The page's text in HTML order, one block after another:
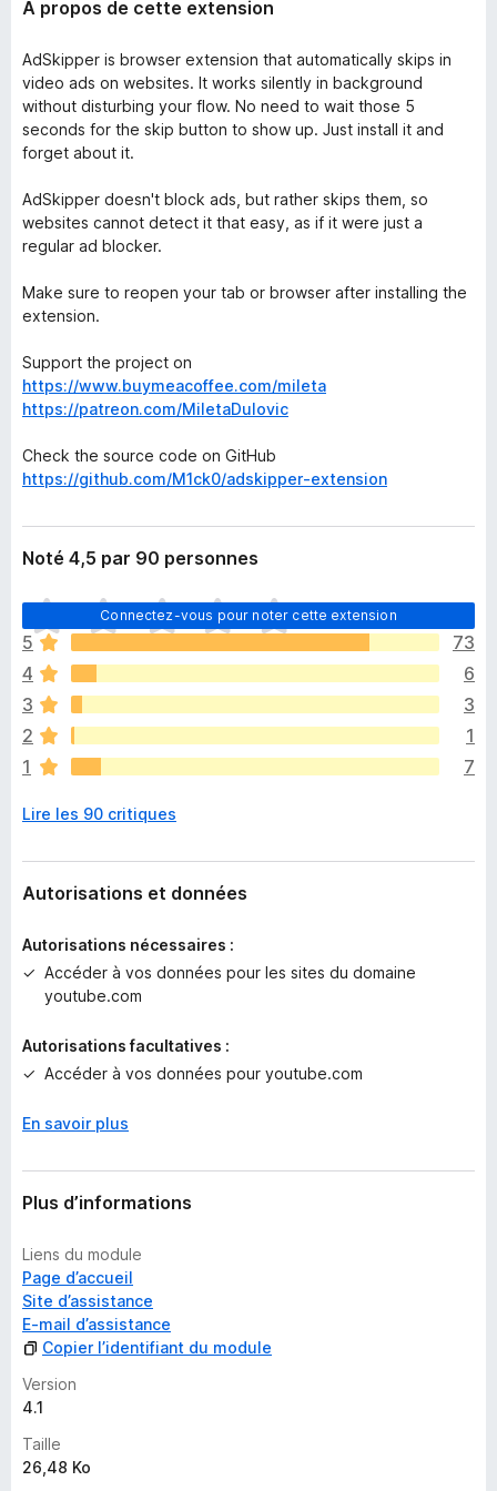
À propos de cette extension
AdSkipper is browser extension that automatically skips in
video ads on websites. It works silently in background
without disturbing your flow. No need to wait those 5
seconds for the skip button to show up. Just install it and
forget about it.
AdSkipper doesn't block ads, but rather skips them, so
websites cannot detect it that easy, as if it were just a
regular ad blocker.
Make sure to reopen your tab or browser after installing the
extension.
Support the project on
https://www.buymeacoffee.com/mileta
https://patreon.com/MiletaDulovic
Check the source code on GitHub
https://github.com/M1ck0/adskipper-extension
Noté 4,5 par 90 personnes
Connectez-vous pour noter cette extension
I
l
n
’
y
a
a
u
u
e
n
t
p
r
l
i
s
a
t
5
73
4
6
3
3
2
1
1
7
Lire les 90 critiques
Autorisations et données
Autorisations nécessaires :
Accéder à vos données pour les sites du domaine
youtube.com
Autorisations facultatives :
Accéder à vos données pour youtube.com
En savoir plus
Plus d’informations
Liens du module
Page d’accueil
Site d’assistance
E-mail d’assistance
Copier l’identifiant du module
Version
4.1
Taille
26,48 Ko